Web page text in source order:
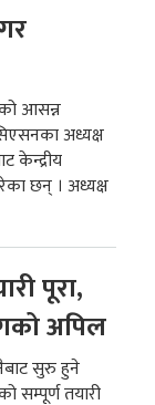
आसन्न
अध्यक्ष
केन्द्रीय
छन् । अध्यक्ष
पूरा,
अपिल
सुरु हुने
सम्पूर्ण तयारी